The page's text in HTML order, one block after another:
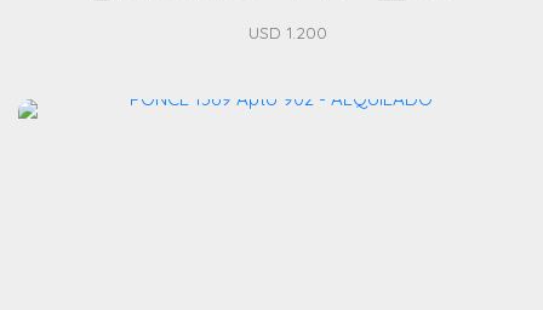
USD 1.200